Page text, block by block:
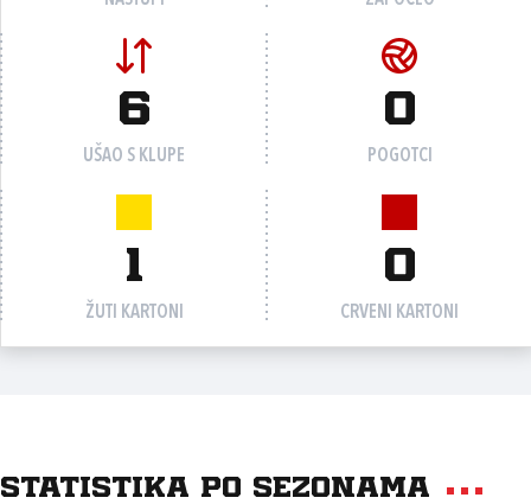
6
UŠAO S KLUPE
0
POGOTCI
1
ŽUTI KARTONI
0
CRVENI KARTONI
Statistika po sezonama